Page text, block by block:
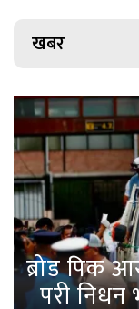
खबर
ब्रोड पिक
परी